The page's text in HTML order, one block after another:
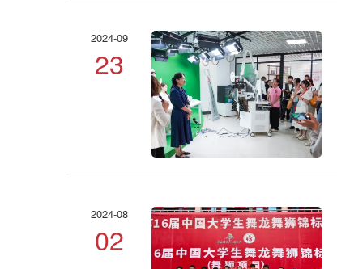
2024-09
23
2024-08
02